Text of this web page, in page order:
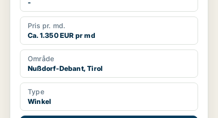
-
Pris pr. md.
Ca. 1.350 EUR pr md
Område
Nußdorf-Debant, Tirol
Type
Winkel